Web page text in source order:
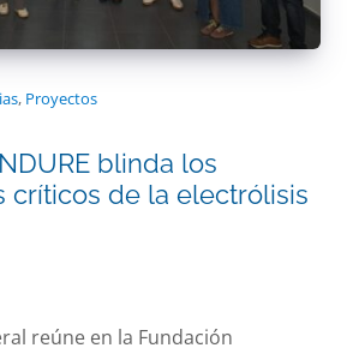
, Proyectos
blinda los
críticos de la electrólisis
reúne en la Fundación